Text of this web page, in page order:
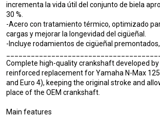
incrementa la vida útil del conjunto de biela
30 %.
-Acero con tratamiento térmico, optimizado
cargas y mejorar la longevidad del cigüeñal.
-Incluye rodamientos de cigüeñal
Complete high-quality crankshaft developed by
reinforced replacement for Yamaha N-Max
and Euro 4), keeping the original stroke and
place of the OEM crankshaft.
Main features